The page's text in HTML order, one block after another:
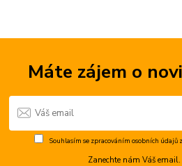
Máte zájem o
Souhlasím se zpracováním osobních údajů
Zanechte nám Váš email.